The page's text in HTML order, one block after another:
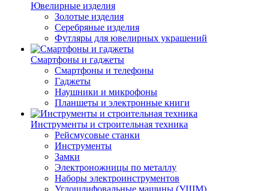
Ювелирные изделия
Золотые изделия
Серебряные изделия
Футляры для ювелирных украшений
Смартфоны и гаджеты
Смартфоны и телефоны
Гаджеты
Наушники и микрофоны
Планшеты и электронные книги
Инструменты и строительная техника
Рейсмусовые станки
Инструменты
Замки
Электроножницы по металлу
Наборы электроинструментов
Углошлифовальные машины (УШМ)